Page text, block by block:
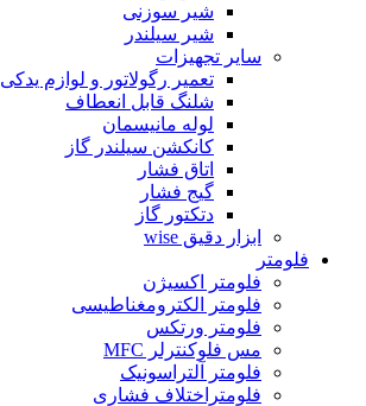
شیر سوزنی
شیر سیلندر
سایر تجهیزات
تعمیر رگولاتور و لوازم یدکی
شلنگ قابل انعطاف
لوله مانیسمان
کانکشن سیلندر گاز
اتاق فشار
گیج فشار
دتکتور گاز
ابزار دقیق wise
فلومتر
فلومتر اکسیژن
فلومتر الکترومغناطیسی
فلومتر ورتکس
مس فلوکنترلر MFC
فلومتر آلتراسونیک
فلومتراختلاف فشاری